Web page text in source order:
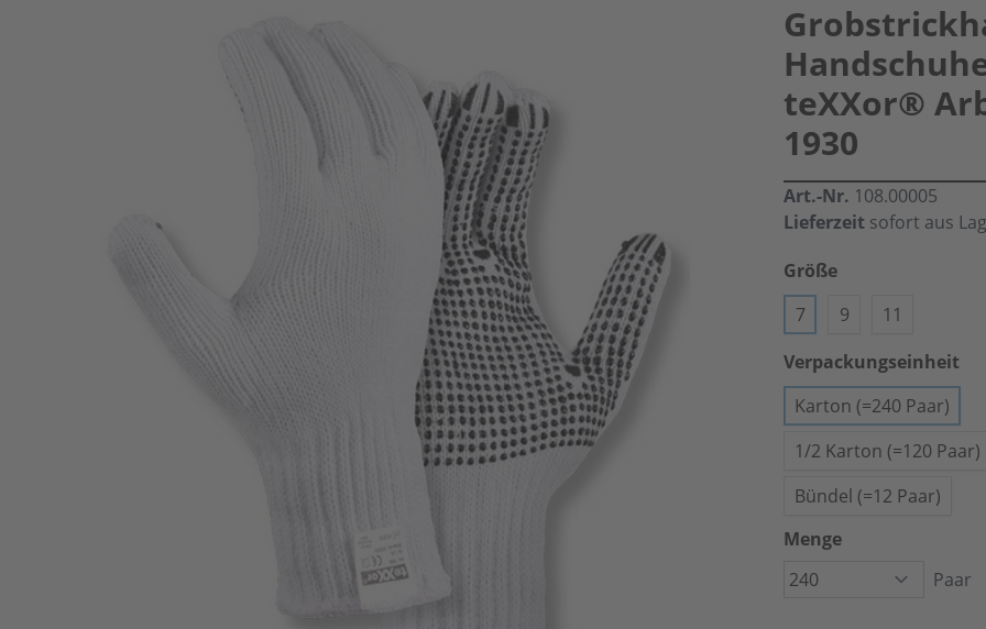
teXXor®
1930
Art.-Nr. 108.00005
Lieferzeit sofort aus
Größe
7
9
11
Verpackungseinheit
Karton (=240 Paar)
1/2 Karton (=120 Paar)
Bündel (=12 Paar)
Menge
Paar